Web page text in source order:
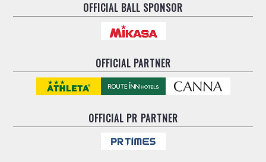
OFFICIAL BALL SPONSOR
OFFICIAL PARTNER
OFFICIALPR PARTNER